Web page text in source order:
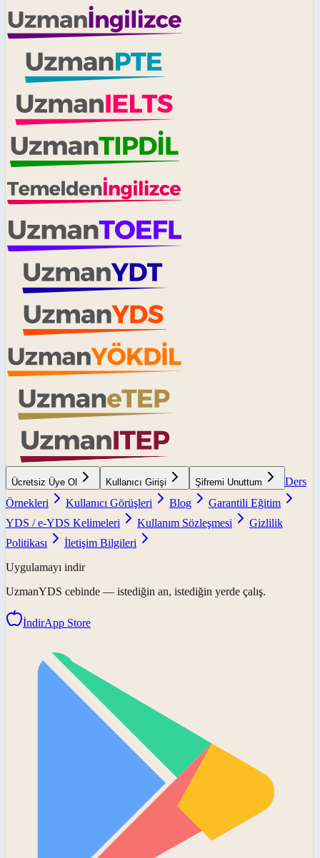
Ücretsiz Üye Ol Kullanıcı Girişi Şifremi Unuttum
Ders
Örnekleri
Kullanıcı Görüşleri Blog
Garantili Eğitim
YDS / e-YDS Kelimeleri
Kullanım Sözleşmesi
Gizlilik
Politikası
İletişim Bilgileri
Uygulamayı indir
UzmanYDS cebinde — istediğin an, istediğin yerde çalış.
İndirApp Store